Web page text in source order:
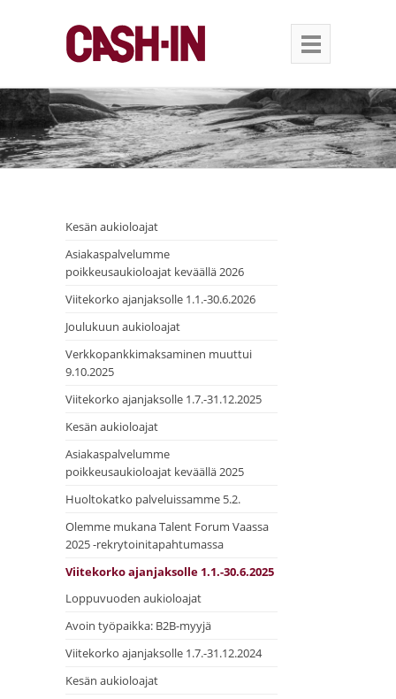
Kesän aukioloajat
Asiakaspalvelumme
poikkeusaukioloajat keväällä 2026
Viitekorko ajanjaksolle 1.1.-30.6.2026
Joulukuun aukioloajat
Verkkopankkimaksaminen muuttui
9.10.2025
Viitekorko ajanjaksolle 1.7.-31.12.2025
Kesän aukioloajat
Asiakaspalvelumme
poikkeusaukioloajat keväällä 2025
Huoltokatko palveluissamme 5.2.
Olemme mukana Talent Forum Vaassa
2025 -rekrytoinitapahtumassa
Viitekorko ajanjaksolle 1.1.-30.6.2025
Loppuvuoden aukioloajat
Avoin työpaikka: B2B-myyjä
Viitekorko ajanjaksolle 1.7.-31.12.2024
Kesän aukioloajat